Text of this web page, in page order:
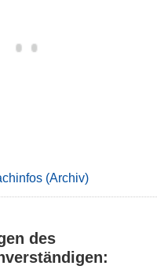
(Archiv)
des